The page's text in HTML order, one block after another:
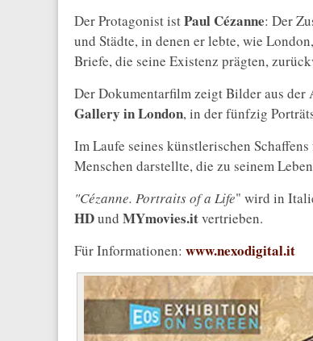
Der Protagonist istPaul Cézanne: Der
und Städte, in denen er lebte, wie
Briefe, die seine Existenz prägten,
Der Dokumentarfilm zeigt Bilder aus der
Gallery in London, in der fünfzig
Im Laufe seines künstlerischen
Menschen darstellte, die zu seinem
"Cézanne. Portraits of a Life" wird in
HDund MYmovies.itvertrieben.
Für Informationen: www.nexodigital.it